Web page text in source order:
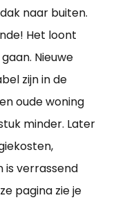
naar buiten.
Het loont
Nieuwe
zijn in de
oude woning
minder. Later
is verrassend
pagina zie je